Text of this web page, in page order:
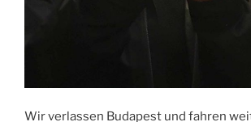
Wir verlassen Budapest und fahren